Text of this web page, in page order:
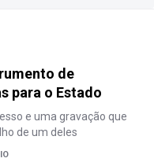
de
para o Estado
e uma gravação que
de um deles